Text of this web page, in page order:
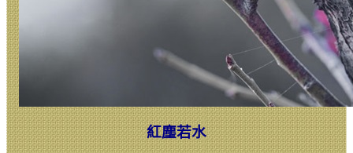
紅塵若水